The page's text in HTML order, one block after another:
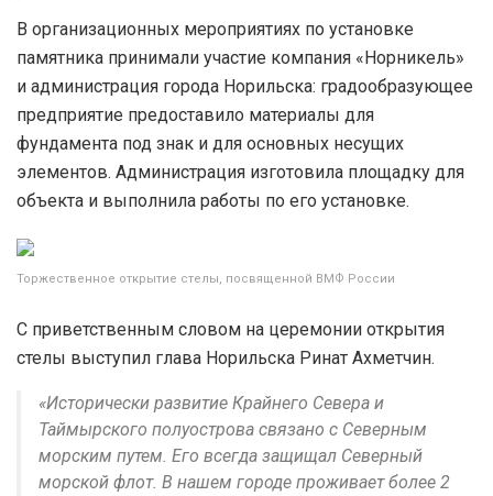
В организационных мероприятиях по установке
памятника принимали участие компания «Норникель»
и администрация города Норильска: градообразующее
предприятие предоставило материалы для
фундамента под знак и для основных несущих
элементов. Администрация изготовила площадку для
объекта и выполнила работы по его установке.
Торжественное открытие стелы, посвященной ВМФ России
С приветственным словом на церемонии открытия
стелы выступил глава Норильска Ринат Ахметчин.
«Исторически развитие Крайнего Севера и
Таймырского полуострова связано с Северным
морским путем. Его всегда защищал Северный
морской флот. В нашем городе проживает более 2